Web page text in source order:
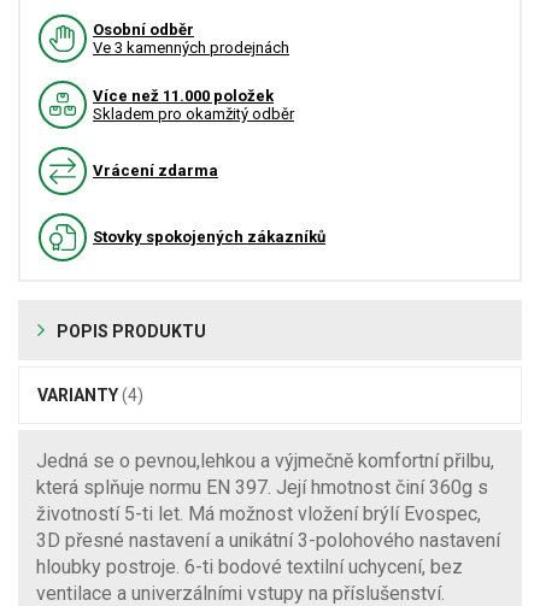
Osobní odběr
Ve 3 kamenných prodejnách
Více než 11.000 položek
Skladem pro okamžitý odběr
Vrácení zdarma
Stovky spokojených zákazníků
POPIS PRODUKTU
VARIANTY(4)
Jedná se o pevnou,lehkou a výjmečně komfortní přilbu,
která splňuje normu EN 397. Její hmotnost činí 360g s
životností 5-ti let. Má možnost vložení brýlí Evospec,
3D přesné nastavení a unikátní 3-polohového nastavení
hloubky postroje. 6-ti bodové textilní uchycení, bez
ventilace a univerzálními vstupy na příslušenství.